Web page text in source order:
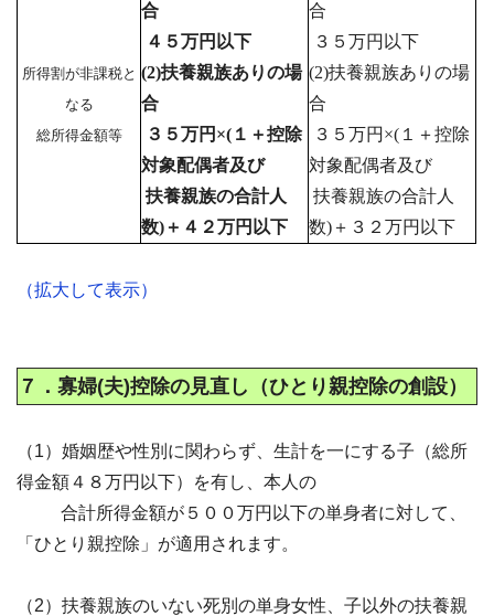
所得割が非課税と
なる
総所得金額等
合
４５万円以下
(2)扶養親族ありの場
合
３５万円×(１＋控除
対象配偶者及び
扶養親族の合計人
数)＋４２万円以下
合
３５万円以下
(2)扶養親族ありの場
合
３５ 万円×(１＋控除
対象配偶者及び
扶養親族の合計人
数)＋３２万円以下
（拡大して表示）
７．寡婦(夫)控除の見直し（ひとり親控除の創設）
（1）婚姻歴や性別に関わらず、生計を一にする子（総所
得金額４８万円以下）を有し、本人の
合計所得金額が５００万円以下の単身者に対して、
「ひとり親控除」が適用されます。
（2）扶養親族のいない死別の単身女性、子以外の扶養親